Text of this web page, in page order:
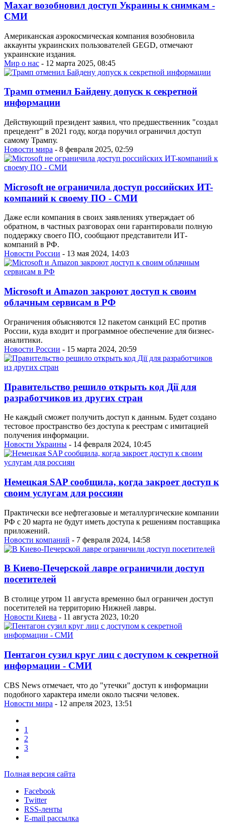
Maxar возобновил доступ Украины к снимкам -
СМИ
Американская аэрокосмическая компания возобновила
аккаунты украинских пользователей GEGD, отмечают
украинские издания.
Мир о нас - 12 марта 2025, 08:45
Трамп отменил Байдену допуск к секретной
информации
Действующий президент заявил, что предшественник "создал
прецедент" в 2021 году, когда поручил ограничил доступ
самому Трампу.
Новости мира - 8 февраля 2025, 02:59
Microsoft не ограничила доступ российских ИT-
компаний к своему ПО - СМИ
Даже если компания в своих заявлениях утверждает об
обратном, в частных разговорах они гарантировали полную
поддержку своего ПО, сообщают представители ИТ-
компаний в РФ.
Новости России - 13 мая 2024, 14:03
Microsoft и Amazon закроют доступ к своим
облачным сервисам в РФ
Ограничения объясняются 12 пакетом санкций ЕС против
России, куда входит и программное обеспечение для бизнес-
аналитики.
Новости России - 15 марта 2024, 20:59
Правительство решило открыть код Дії для
разработчиков из других стран
Не каждый сможет получить доступ к данным. Будет создано
тестовое пространство без доступа к реестрам с имитацией
получения информации.
Новости Украины - 14 февраля 2024, 10:45
Немецкая SAP сообщила, когда закроет доступ к
своим услугам для россиян
Практически все нефтегазовые и металлургические компании
РФ с 20 марта не будут иметь доступа к решениям поставщика
приложений.
Новости компаний - 7 февраля 2024, 14:58
В Киево-Печерской лавре ограничили доступ
посетителей
В столице утром 11 августа временно был ограничен доступ
посетителей на территорию Нижней лавры.
Новости Киева - 11 августа 2023, 10:20
Пентагон сузил круг лиц с доступом к секретной
информации - СМИ
CBS News отмечает, что до "утечки" доступ к информации
подобного характера имели около тысячи человек.
Новости мира - 12 апреля 2023, 13:51
1
2
3
Полная версия сайта
Facebook
Twitter
RSS-ленты
E-mail рассылка